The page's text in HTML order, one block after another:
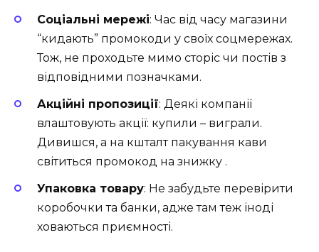
Соціальні мережі: Час від часу магазини
“кидають” промокоди у своїх соцмережах.
Тож, не проходьте мимо сторіс чи постів з
відповідними позначками.
Акційні пропозиції: Деякі компанії
влаштовують акції: купили – виграли.
Дивишся, а на кшталт пакування кави
світиться промокод на знижку .
Упаковка товару: Не забудьте перевірити
коробочки та банки, адже там теж іноді
ховаються приємності.